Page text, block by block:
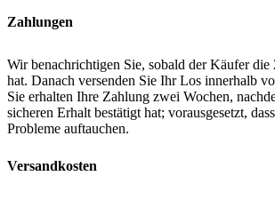
Zahlungen
Wir benachrichtigen Sie, sobald der Käufer die
hat. Danach versenden Sie Ihr Los innerhalb
Sie erhalten Ihre Zahlung zwei Wochen,
sicheren Erhalt bestätigt hat; vorausgesetzt,
Probleme auftauchen.
Versandkosten